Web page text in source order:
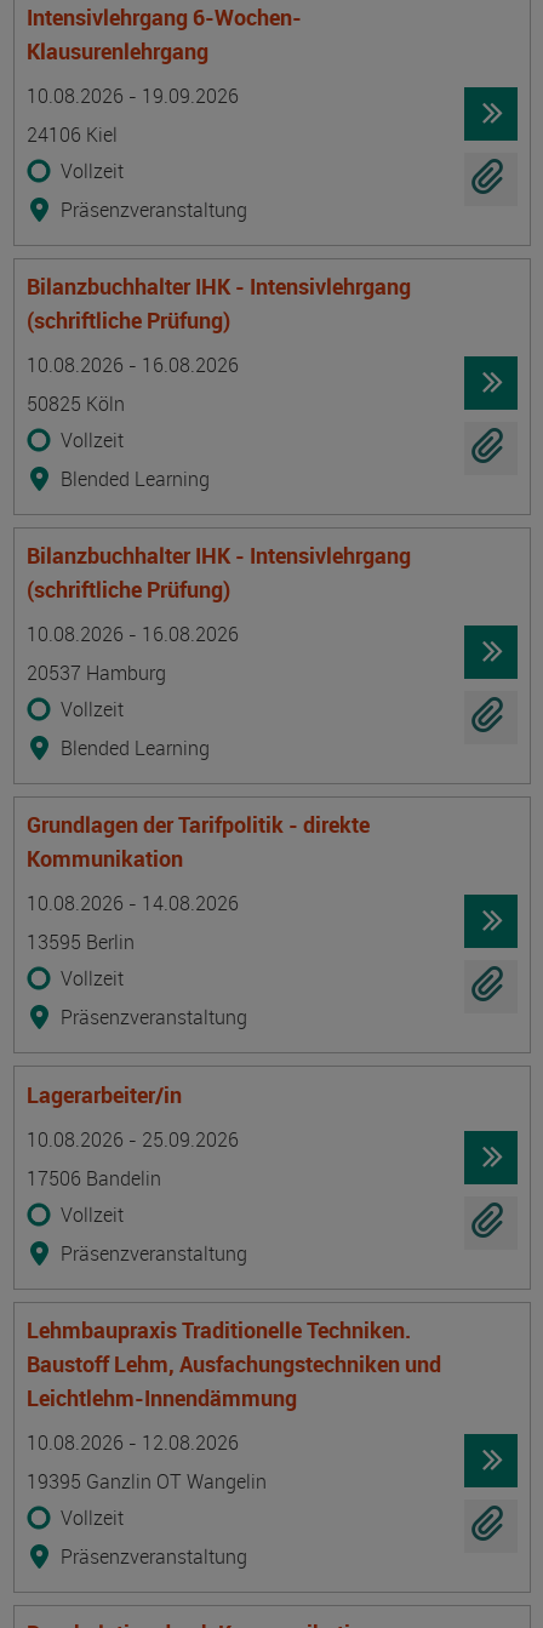
Intensivlehrgang 6-Wochen-
Klausurenlehrgang
10.08.2026 - 19.09.2026
24106 Kiel
Vollzeit
Präsenzveranstaltung
Bilanzbuchhalter IHK - Intensivlehrgang
(schriftliche Prüfung)
10.08.2026 - 16.08.2026
50825 Köln
Vollzeit
Blended Learning
Bilanzbuchhalter IHK - Intensivlehrgang
(schriftliche Prüfung)
10.08.2026 - 16.08.2026
20537 Hamburg
Vollzeit
Blended Learning
Grundlagen der Tarifpolitik - direkte
Kommunikation
10.08.2026 - 14.08.2026
13595 Berlin
Vollzeit
Präsenzveranstaltung
Lagerarbeiter/in
10.08.2026 - 25.09.2026
17506 Bandelin
Vollzeit
Präsenzveranstaltung
Lehmbaupraxis Traditionelle Techniken.
Baustoff Lehm, Ausfachungstechniken und
Leichtlehm-Innendämmung
10.08.2026 - 12.08.2026
19395 Ganzlin OT Wangelin
Vollzeit
Präsenzveranstaltung